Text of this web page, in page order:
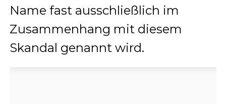
Name fast ausschließlich im
Zusammenhang mit diesem
Skandal genannt wird.